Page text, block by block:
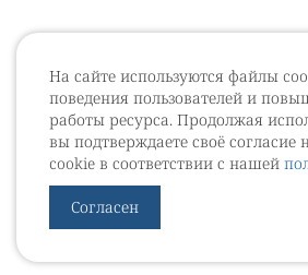
На сайте используются файлы
поведения пользователей и
работы ресурса. Продолжая
вы подтверждаете своё согласие
cookie в соответствии с нашей
Согласен